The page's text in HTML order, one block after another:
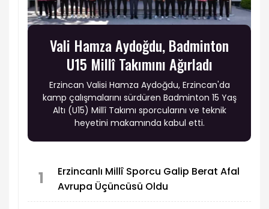
Vali Hamza Aydoğdu, Badminton
U15 Millî Takımını Ağırladı
Erzincan Valisi Hamza Aydoğdu, Erzincan'da
kamp çalışmalarını sürdüren Badminton 15 Yaş
Altı (U15) Millî Takımı sporcularını ve teknik
heyetini makamında kabul etti.
1
Erzincanlı Millî Sporcu Galip Berat Afal
Avrupa Üçüncüsü Oldu